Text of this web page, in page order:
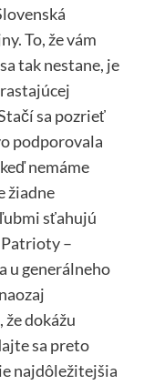
To, že vám
tak nestane, je
sa pozrieť
podporovala
nemáme
žiadne
sťahujú
–
u generálneho
dokážu
sa preto
najdôležitejšia